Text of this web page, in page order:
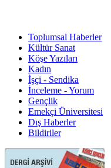
Toplumsal Haberler
Kültür Sanat
Köşe Yazıları
Kadın
İşçi - Sendika
İnceleme - Yorum
Gençlik
Emekçi Üniversitesi
Dış Haberler
Bildiriler